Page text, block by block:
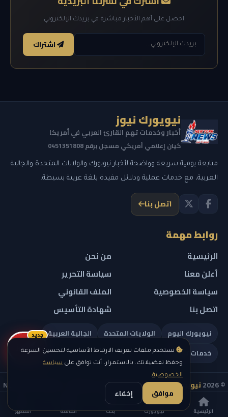
الرئيسية نيويورك بحث القائمة المظهر
نستخدم ملفات تعريف الارتباط الأساسية لتحسين السرعة
وحفظ تفضيلاتك. بالاستمرار، أنت توافق على سياسة
الخصوصية.
موافق إخفاء
احصل على أهم الأخبار مباشرة في بريدك الإلكتروني
اشتراك
نيويورك نيوز
أخبار وخدمات تهم القارئ العربي في أمريكا
كيان إعلامي أمريكي مسجل برقم 0451351808
متابعة يومية سريعة وواضحة لأخبار نيويورك والولايات المتحدة والجالية
العربية، مع خدمات عملية ودلائل مفيدة بلغة عربية بسيطة.
اتصل بنا
روابط مهمة
الرئيسية
من نحن
أعلن معنا
سياسة التحرير
سياسة الخصوصية
الملف القانوني
اتصل بنا
شهادة التأسيس
نيويورك اليوم الولايات المتحدة
الجالية العربية
خدمات تهمك
© 2026 نيويورك نيوز
— جميع الحقوق محفوظة — NEW YORK NEWS
IN ARABIC LLC — رقم التسجيل 0451351808
ريلز
جديد